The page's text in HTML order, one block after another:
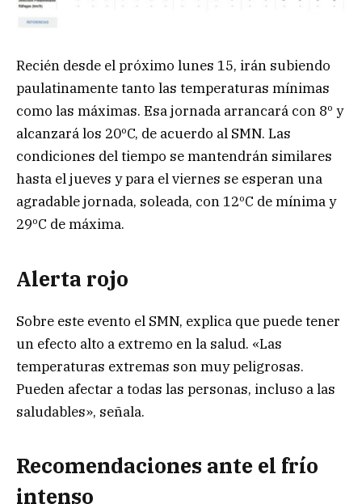
Recién desde el próximo lunes 15, irán subiendo
paulatinamente tanto las temperaturas mínimas
como las máximas. Esa jornada arrancará con 8º y
alcanzará los 20ºC, de acuerdo al SMN. Las
condiciones del tiempo se mantendrán similares
hasta el jueves y para el viernes se esperan una
agradable jornada, soleada, con 12ºC de mínima y
29ºC de máxima.
Alerta rojo
Sobre este evento el SMN, explica que puede tener
un efecto alto a extremo en la salud. «Las
temperaturas extremas son muy peligrosas.
Pueden afectar a todas las personas, incluso a las
saludables», señala.
Recomendaciones ante el frío
intenso